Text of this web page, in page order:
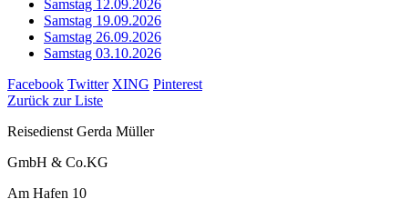
Samstag 12.09.2026
Samstag 19.09.2026
Samstag 26.09.2026
Samstag 03.10.2026
Facebook Twitter XING Pinterest
Zurück zur Liste
Reisedienst Gerda Müller
GmbH & Co.KG
Am Hafen 10